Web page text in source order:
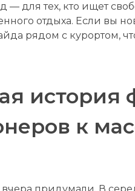
— для тех, кто ищет
отдыха. Если вы
рядом с курортом,
история
к
придумали. В